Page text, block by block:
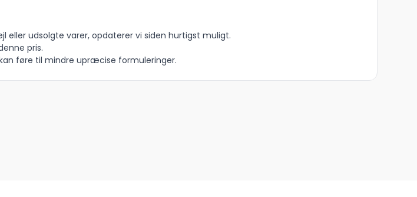
eller udsolgte varer, opdaterer vi siden hurtigst muligt.
pris.
føre til mindre upræcise formuleringer.